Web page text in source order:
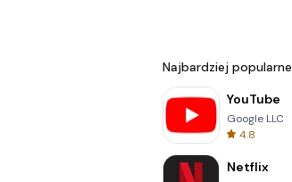
Najbardziej popularne
YouTube
Google LLC
4.8
Netflix